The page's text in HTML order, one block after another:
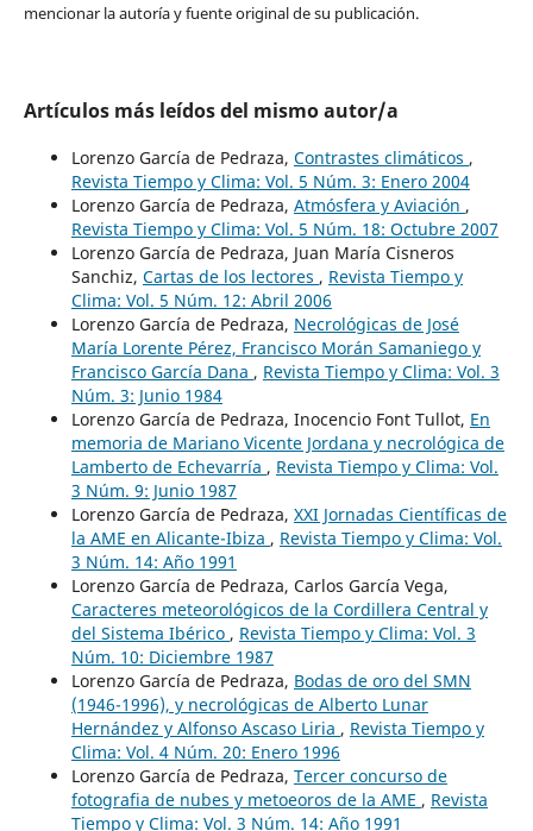
mencionar la autoría y fuente original de su publicación.
Artículos más leídos del mismo autor/a
Lorenzo García de Pedraza, Contrastes climáticos ,
Revista Tiempo y Clima: Vol. 5 Núm. 3: Enero 2004
Lorenzo García de Pedraza, Atmósfera y Aviación ,
Revista Tiempo y Clima: Vol. 5 Núm. 18: Octubre 2007
Lorenzo García de Pedraza, Juan María Cisneros
Sanchiz, Cartas de los lectores , Revista Tiempo y
Clima: Vol. 5 Núm. 12: Abril 2006
Lorenzo García de Pedraza, Necrológicas de José
María Lorente Pérez, Francisco Morán Samaniego y
Francisco García Dana , Revista Tiempo y Clima: Vol. 3
Núm. 3: Junio 1984
Lorenzo García de Pedraza, Inocencio Font Tullot, En
memoria de Mariano Vicente Jordana y necrológica de
Lamberto de Echevarría , Revista Tiempo y Clima: Vol.
3 Núm. 9: Junio 1987
Lorenzo García de Pedraza, XXI Jornadas Científicas de
la AME en Alicante-Ibiza , Revista Tiempo y Clima: Vol.
3 Núm. 14: Año 1991
Lorenzo García de Pedraza, Carlos García Vega,
Caracteres meteorológicos de la Cordillera Central y
del Sistema Ibérico , Revista Tiempo y Clima: Vol. 3
Núm. 10: Diciembre 1987
Lorenzo García de Pedraza, Bodas de oro del SMN
(1946-1996), y necrológicas de Alberto Lunar
Hernández y Alfonso Ascaso Liria , Revista Tiempo y
Clima: Vol. 4 Núm. 20: Enero 1996
Lorenzo García de Pedraza, Tercer concurso de
fotografia de nubes y metoeoros de la AME , Revista
Tiempo y Clima: Vol. 3 Núm. 14: Año 1991